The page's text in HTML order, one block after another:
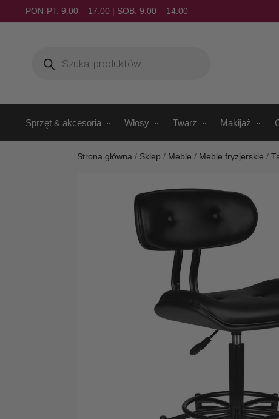
PON-PT: 9:00 – 17:00 | SOB: 9:00 – 14:00
Sprzęt & akcesoria Włosy Twarz Makijaż
Strona główna / Sklep / Meble / Meble fryzjerskie /